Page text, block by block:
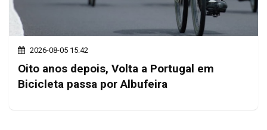
2026-08-05 15:42
Oito anos depois, Volta a Portugal em
Bicicleta passa por Albufeira